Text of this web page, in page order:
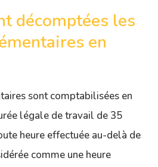
décomptées les
en
sont comptabilisées en
légale de travail de 35
heure effectuée au-delà de
comme une heure